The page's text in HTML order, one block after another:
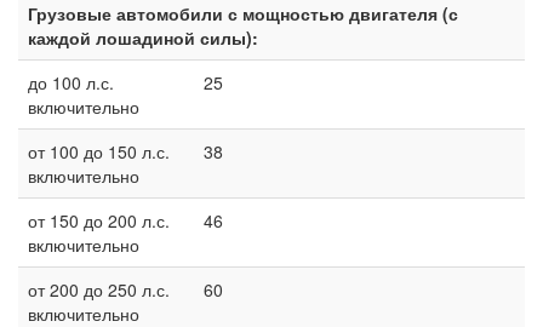
Грузовые автомобили с мощностью двигателя (с
каждой лошадиной силы):
до 100 л.с.
включительно
25
от 100 до 150 л.с.
включительно
38
от 150 до 200 л.с.
включительно
46
от 200 до 250 л.с.
включительно
60